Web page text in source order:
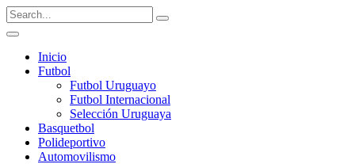
Inicio
Futbol
Futbol Uruguayo
Futbol Internacional
Selección Uruguaya
Basquetbol
Polideportivo
Automovilismo